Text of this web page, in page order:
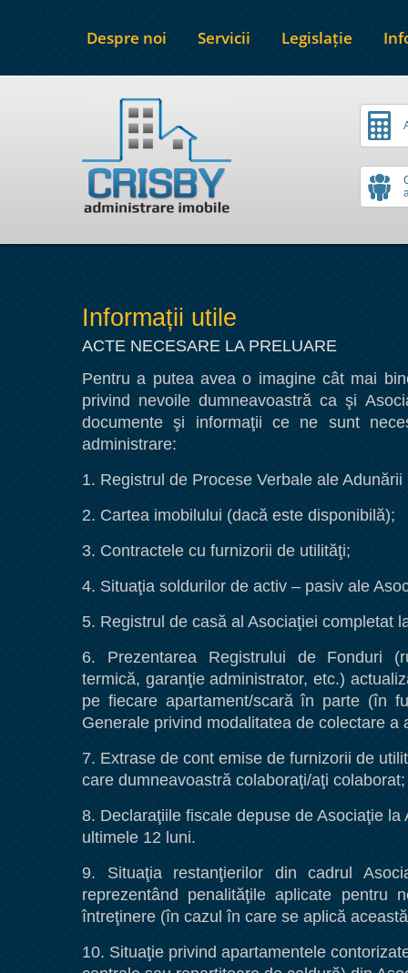
Despre noi Servicii Legislație
Informații utile
ACTE NECESARE LA PRELUARE
Pentru a putea avea o imagine cât mai
privind nevoile dumneavoastră ca şi
documente şi informaţii ce ne sunt
administrare:
1. Registrul de Procese Verbale ale Adunării
2. Cartea imobilului (dacă este disponibilă);
3. Contractele cu furnizorii de utilităţi;
4. Situaţia soldurilor de activ – pasiv ale
5. Registrul de casă al Asociaţiei completat
6. Prezentarea Registrului de Fonduri
termică, garanţie administrator, etc.)
pe fiecare apartament/scară în parte (în
Generale privind modalitatea de colectare a
7. Extrase de cont emise de furnizorii de
care dumneavoastră colaboraţi/aţi colaborat;
8. Declaraţiile fiscale depuse de Asociaţie
ultimele 12 luni.
9. Situaţia restanţierilor din cadrul
reprezentând penalităţile aplicate pentru
întreţinere (în cazul în care se aplică
10. Situaţie privind apartamentele